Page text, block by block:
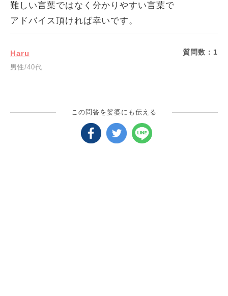
難しい言葉ではなく分かりやすい言葉で
アドバイス頂ければ幸いです。
Haru
男性/40代
質問数： 1
この問答を娑婆にも伝える